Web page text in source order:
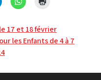
17 et 18 février
les Enfants de 4 à 7